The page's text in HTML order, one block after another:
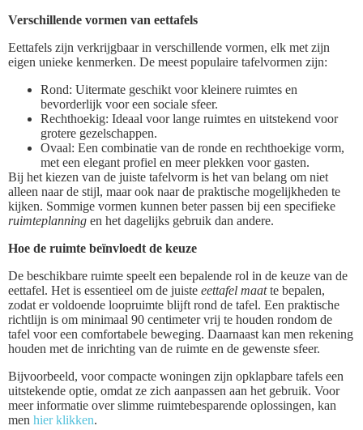
Verschillende vormen van eettafels
Eettafels zijn verkrijgbaar in verschillende vormen, elk met zijn
eigen unieke kenmerken. De meest populaire tafelvormen zijn:
Rond: Uitermate geschikt voor kleinere ruimtes en
bevorderlijk voor een sociale sfeer.
Rechthoekig: Ideaal voor lange ruimtes en uitstekend voor
grotere gezelschappen.
Ovaal: Een combinatie van de ronde en rechthoekige vorm,
met een elegant profiel en meer plekken voor gasten.
Bij het kiezen van de juiste tafelvorm is het van belang om niet
alleen naar de stijl, maar ook naar de praktische mogelijkheden te
kijken. Sommige vormen kunnen beter passen bij een specifieke
ruimteplanning en het dagelijks gebruik dan andere.
Hoe de ruimte beïnvloedt de keuze
De beschikbare ruimte speelt een bepalende rol in de keuze van de
eettafel. Het is essentieel om de juiste eettafel maatte bepalen,
zodat er voldoende loopruimte blijft rond de tafel. Een praktische
richtlijn is om minimaal 90 centimeter vrij te houden rondom de
tafel voor een comfortabele beweging. Daarnaast kan men rekening
houden met de inrichting van de ruimte en de gewenste sfeer.
Bijvoorbeeld, voor compacte woningen zijn opklapbare tafels een
uitstekende optie, omdat ze zich aanpassen aan het gebruik. Voor
meer informatie over slimme ruimtebesparende oplossingen, kan
men hier klikken.